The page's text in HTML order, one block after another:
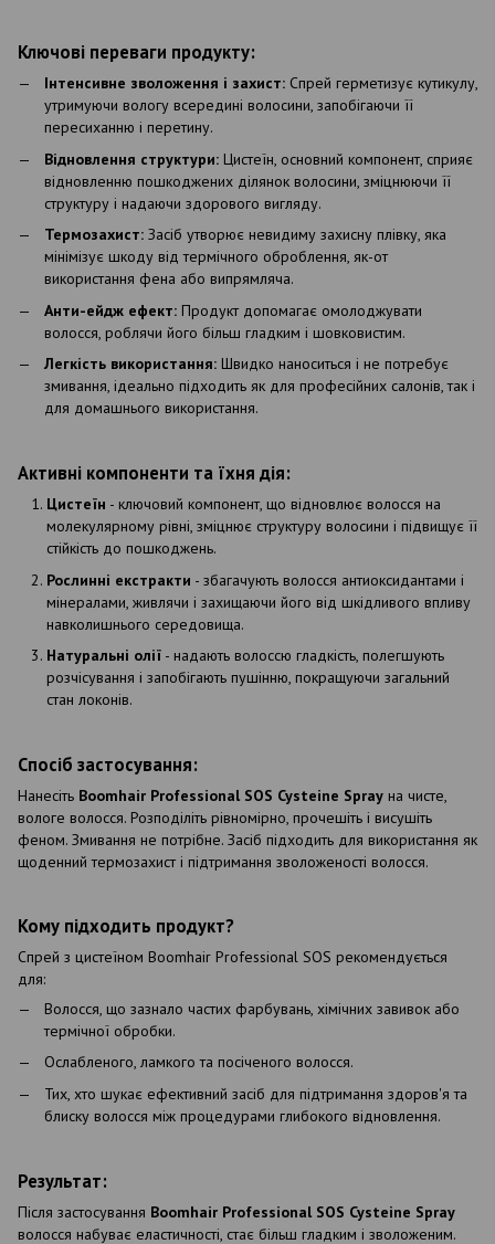
Ключові переваги продукту:
Інтенсивне зволоження і захист: Спрей герметизує кутикулу,
утримуючи вологу всередині волосини, запобігаючи її
пересиханню і перетину.
Відновлення структури: Цистеїн, основний компонент, сприяє
відновленню пошкоджених ділянок волосини, зміцнюючи її
структуру і надаючи здорового вигляду.
Термозахист: Засіб утворює невидиму захисну плівку, яка
мінімізує шкоду від термічного оброблення, як-от
використання фена або випрямляча.
Анти-ейдж ефект: Продукт допомагає омолоджувати
волосся, роблячи його більш гладким і шовковистим.
Легкість використання: Швидко наноситься і не потребує
змивання, ідеально підходить як для професійних салонів, так і
для домашнього використання.
Активні компоненти та їхня дія:
Цистеїн - ключовий компонент, що відновлює волосся на
молекулярному рівні, зміцнює структуру волосини і підвищує її
стійкість до пошкоджень.
Рослинні екстракти - збагачують волосся антиоксидантами і
мінералами, живлячи і захищаючи його від шкідливого впливу
навколишнього середовища.
Натуральні олії - надають волоссю гладкість, полегшують
розчісування і запобігають пушінню, покращуючи загальний
стан локонів.
Спосіб застосування:
Нанесіть Boomhair Professional SOS Cysteine Spray на чисте,
вологе волосся. Розподіліть рівномірно, прочешіть і висушіть
феном. Змивання не потрібне. Засіб підходить для використання як
щоденний термозахист і підтримання зволоженості волосся.
Кому підходить продукт?
Спрей з цистеїном Boomhair Professional SOS рекомендується
для:
Волосся, що зазнало частих фарбувань, хімічних завивок або
термічної обробки.
Ослабленого, ламкого та посіченого волосся.
Тих, хто шукає ефективний засіб для підтримання здоров'я та
блиску волосся між процедурами глибокого відновлення.
Результат:
Після застосування Boomhair Professional SOS Cysteine Spray
волосся набуває еластичності, стає більш гладким і зволоженим.